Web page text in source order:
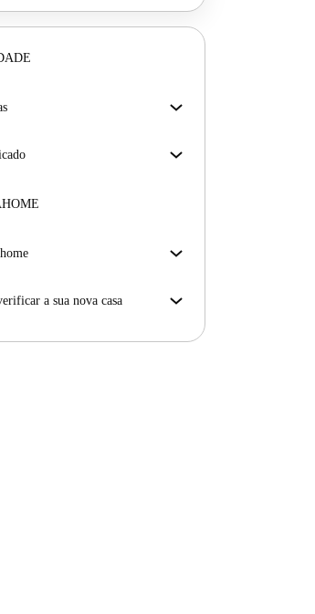
as contas estão todas incluídas
sem preocupações
A) pagar um hotel e ajudá-
a sua nova casa